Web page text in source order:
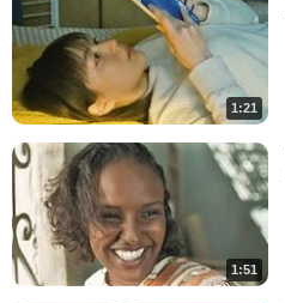
1:21
1:51